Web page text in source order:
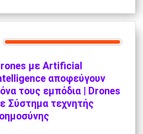
με Artificial
αποφεύγουν
τους εμπόδια | Drones
Σύστημα τεχνητής